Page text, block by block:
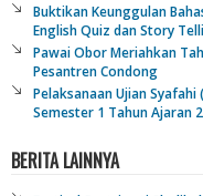
Buktikan Keunggulan
English Quiz dan Story
Pawai Obor Meriahkan
Pesantren Condong
Pelaksanaan Ujian
Semester 1 Tahun Ajaran
BERITA LAINNYA